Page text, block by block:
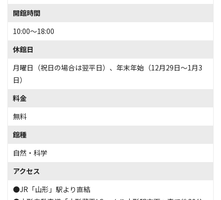
開館時間
10:00～18:00
休館日
月曜日（祝日の場合は翌平日）、年末年始（12月29日～1月3
日）
料金
無料
館種
自然・科学
アクセス
●JR「山形」駅より直結